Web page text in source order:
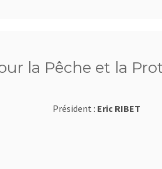
la Pêche et la
Président : Eric RIBET